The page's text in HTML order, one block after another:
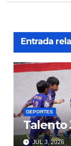
Entrada
DEPORTES
Talento
JUL 3, 2026